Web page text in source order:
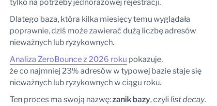
tylko na potrzeby jednorazowej rejestracji.
Dlatego baza, która kilka miesięcy temu wyglądała
poprawnie, dziś może zawierać dużą liczbę adresów
nieważnych lub ryzykownych.
Analiza ZeroBounce z 2026 roku pokazuje,
że co najmniej 23% adresów w typowej bazie staje się
nieważnych lub ryzykownych w ciągu roku.
Ten proces ma swoją nazwę:zanik bazy, czyli list decay.